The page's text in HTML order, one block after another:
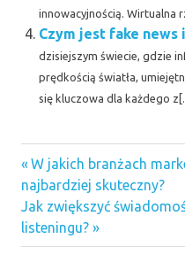
innowacyjnością. Wirtualna
Czym jest fake news
dzisiejszym świecie, gdzie
prędkością światła,
się kluczowa dla każdego
Nawigacja
wpisu
Previous
Post:
W jakich branżach
najbardziej skuteczny?
Next
Post:
Jak zwiększyć
listeningu?